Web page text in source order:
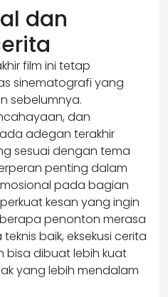
dan
film ini tetap
sinematografi yang
sebelumnya.
dan
adegan terakhir
sesuai dengan tema
penting dalam
pada bagian
kesan yang ingin
penonton merasa
baik, eksekusi cerita
bisa dibuat lebih kuat
yang lebih mendalam